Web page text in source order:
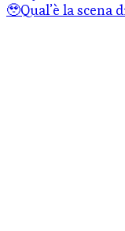
🥹Qual’è la